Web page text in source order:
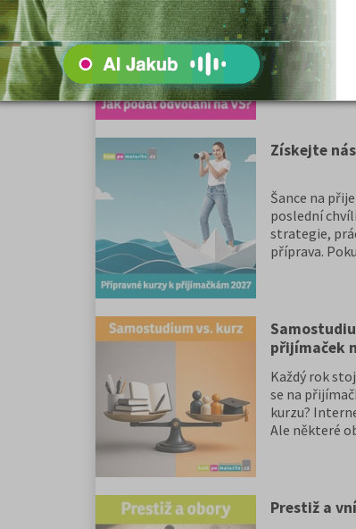
Obdrželi jste
šance na
doručení
Získejte
Šance na
poslední
strategie,
příprava.
přijímaček
Každý rok
se na
kurzu?
Ale některé
pomůže
právě pro vás?
Prestiž a